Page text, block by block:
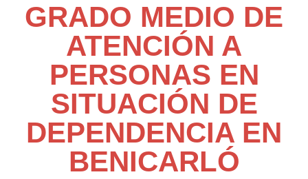
GRADO MEDIO DE
ATENCIÓN A
PERSONAS EN
SITUACIÓN DE
DEPENDENCIA EN
BENICARLÓ